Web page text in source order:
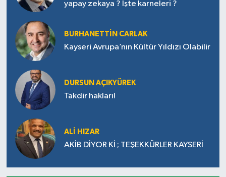
yapay zekaya ? İşte karneleri ?
BURHANETTIN CARLAK
Kayseri Avrupa’nın Kültür Yıldızı Olabilir
DURSUN AÇIKYÜREK
Takdir hakları!
ALI HIZAR
AKİB DİYOR Kİ ; TEŞEKKÜRLER KAYSERİ